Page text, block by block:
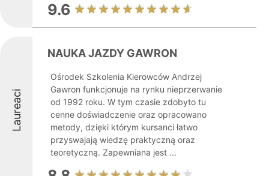
9.6
Laureaci
NAUKA JAZDY GAWRON
Ośrodek Szkolenia Kierowców Andrzej
Gawron funkcjonuje na rynku nieprzerwanie
od 1992 roku. W tym czasie zdobyto tu
cenne doświadczenie oraz opracowano
metody, dzięki którym kursanci łatwo
przyswajają wiedzę praktyczną oraz
teoretyczną. Zapewniana jest ...